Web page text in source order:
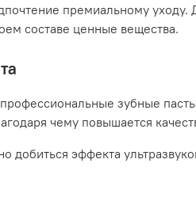
премиальному
составе ценные вещества.
зубные
чему повышается
эффекта